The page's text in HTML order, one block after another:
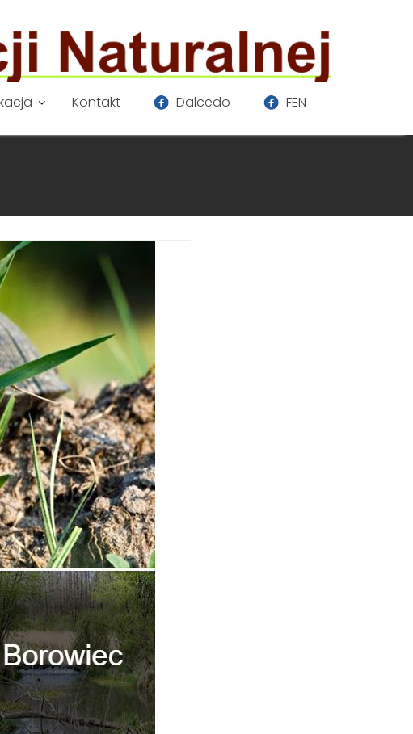
Kontakt Dalcedo FEN